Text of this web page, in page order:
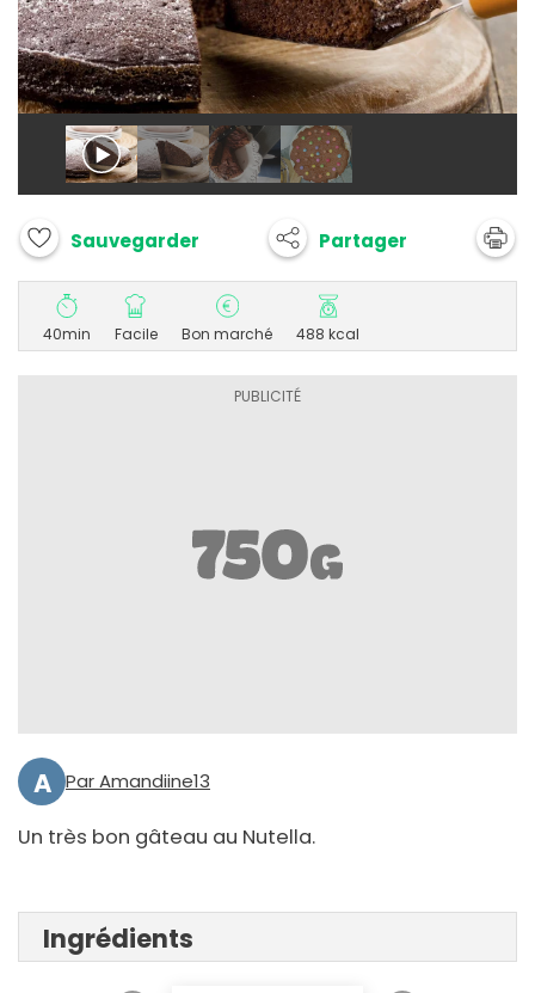
Sauvegarder Partager
40min Facile Bon marché 488 kcal
A Par Amandiine13
Un très bon gâteau au Nutella.
Ingrédients